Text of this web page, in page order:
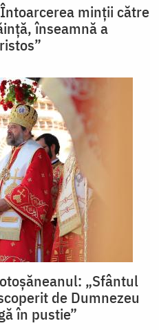
minții către
înseamnă a
„Sfântul
de Dumnezeu
în pustie”